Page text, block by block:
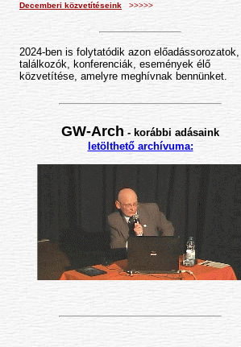
Decemberi közvetítéseink
>>>>>
2024-ben is folytatódik azon előadássorozatok,
találkozók, konferenciák, események élő
közvetítése, amelyre meghívnak bennünket.
GW-Arch - korábbi adásaink
letölthető archívuma: